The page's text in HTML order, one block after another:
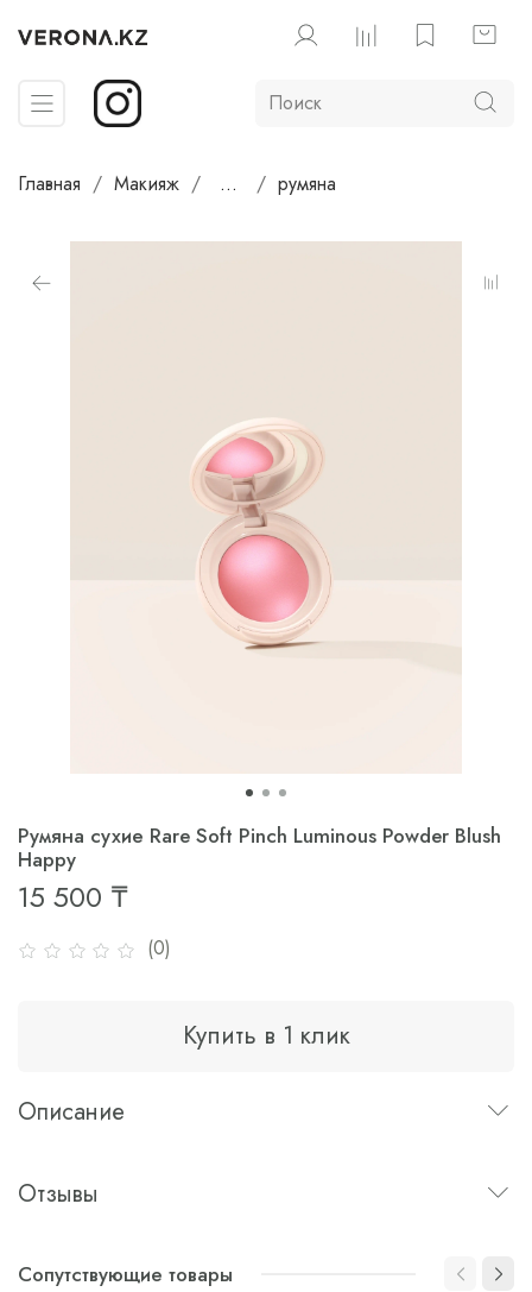
Главная Макияж ... румяна
(0)
Румяна сухие Rare Soft Pinch Luminous Powder Blush
Happy
15 500 ₸
Купить в 1 клик
Описание
Отзывы
Сопутствующие товары